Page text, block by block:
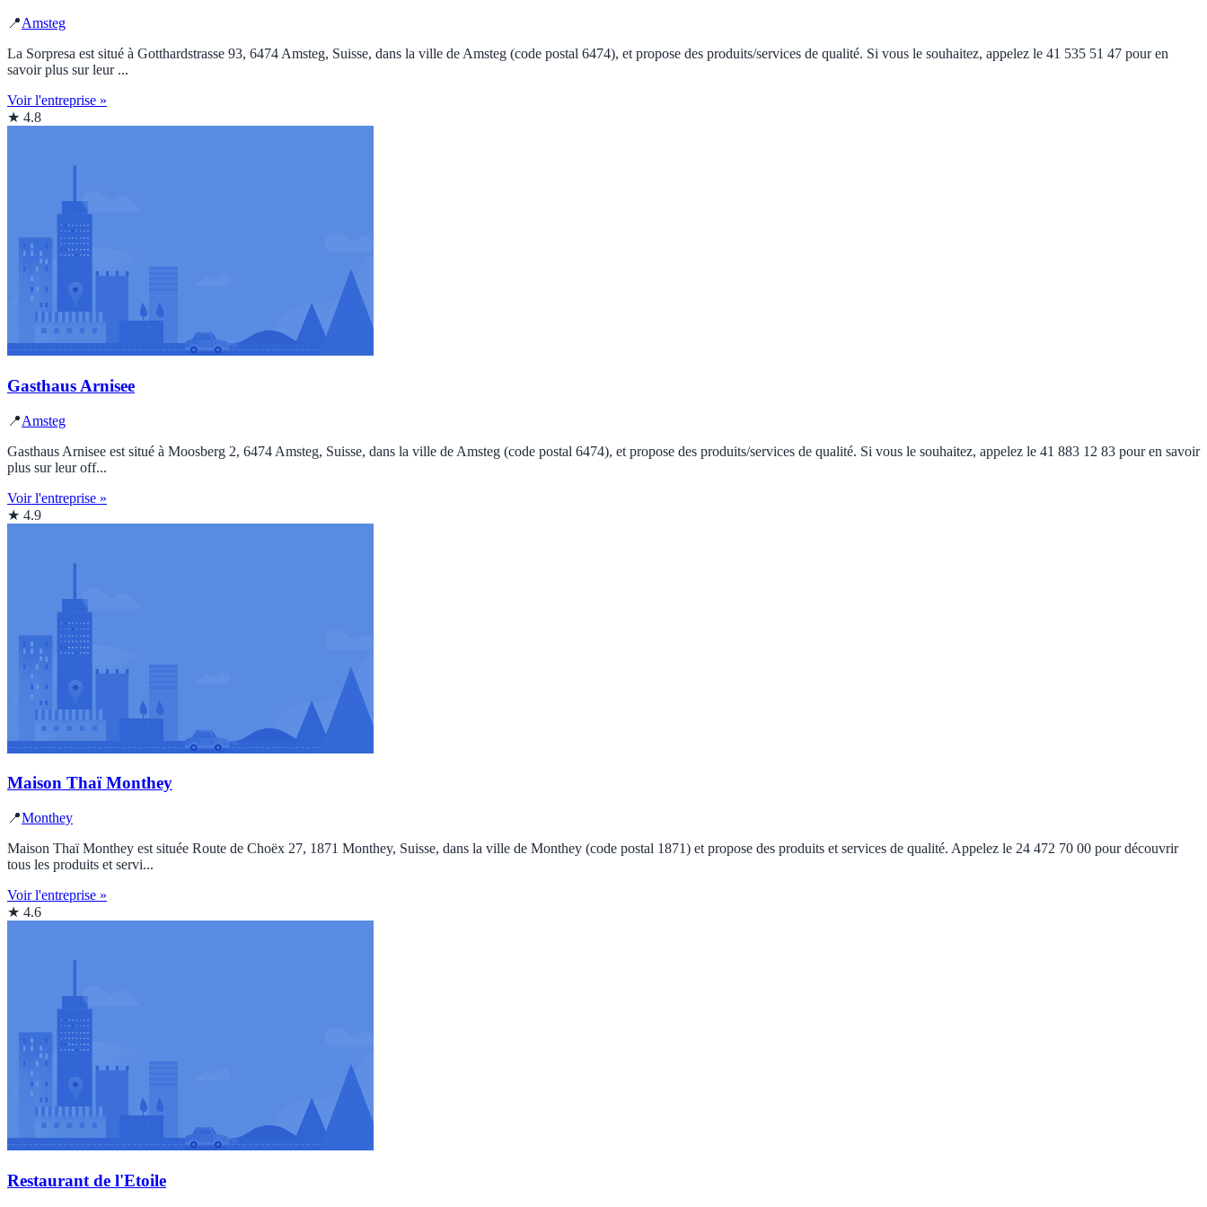
📍Amsteg
La Sorpresa est situé à Gotthardstrasse 93, 6474 Amsteg, Suisse, dans la ville de Amsteg (code postal 6474), et propose des produits/services de qualité. Si vous le souhaitez, appelez le 41 535 51 47 pour en
savoir plus sur leur ...
Voir l'entreprise »
★ 4.8
Gasthaus Arnisee
📍Amsteg
Gasthaus Arnisee est situé à Moosberg 2, 6474 Amsteg, Suisse, dans la ville de Amsteg (code postal 6474), et propose des produits/services de qualité. Si vous le souhaitez, appelez le 41 883 12 83 pour en savoir
plus sur leur off...
Voir l'entreprise »
★ 4.9
Maison Thaï Monthey
📍Monthey
Maison Thaï Monthey est située Route de Choëx 27, 1871 Monthey, Suisse, dans la ville de Monthey (code postal 1871) et propose des produits et services de qualité. Appelez le 24 472 70 00 pour découvrir
tous les produits et servi...
Voir l'entreprise »
★ 4.6
Restaurant de l'Etoile